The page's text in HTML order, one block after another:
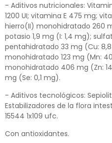
- Aditivos nutricionales:
1200 UI; vitamina E 475 mg;
hierro(II) monohidratado 260
potasio 1,9 mg (I: 1,4 mg);
pentahidratado 33 mg (Cu:
monohidratado 123 mg (Mn:
monohidratado 406 mg (Zn:
mg (Se: 0,1 mg).
- Aditivos tecnológicos:
Estabilizadores de la flora
15544 1x109 ufc.
Con antioxidantes.